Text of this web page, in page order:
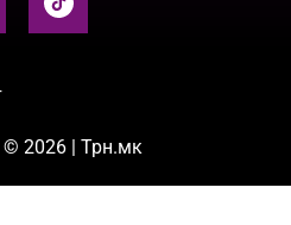
© 2026 | Трн.мк